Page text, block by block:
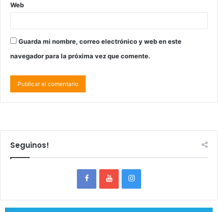
Web
Guarda mi nombre, correo electrónico y web en este
navegador para la próxima vez que comente.
Seguinos!